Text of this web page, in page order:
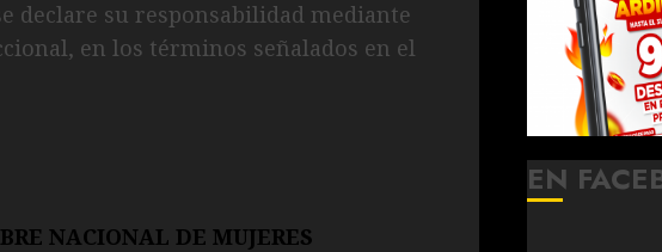
declare su responsabilidad mediante
en los términos señalados en el
NACIONAL DE MUJERES
EN